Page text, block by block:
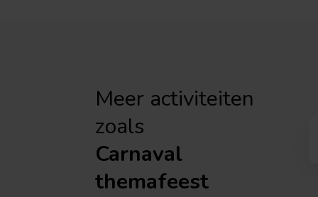
Meer activiteiten
zoals
Carnaval
themafeest